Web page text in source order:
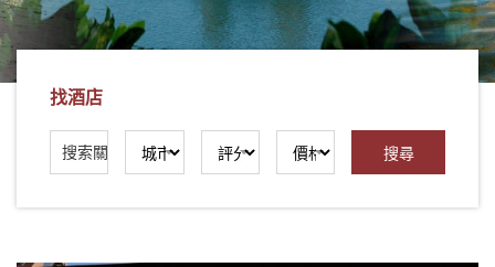
-
找酒店